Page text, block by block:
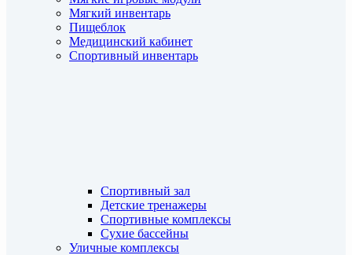
Мягкий инвентарь
Пищеблок
Медицинский кабинет
Спортивный инвентарь
Спортивный зал
Детские тренажеры
Спортивные комплексы
Сухие бассейны
Уличные комплексы